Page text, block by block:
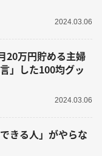
2024.03.06
20万円貯める主婦
」した100均グッ
2024.03.06
きる人」がやらな